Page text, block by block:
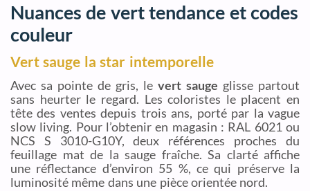
Nuances de vert tendance et codes
couleur
Vert sauge la star intemporelle
Avec sa pointe de gris, le vert sauge glisse partout
sans heurter le regard. Les coloristes le placent en
tête des ventes depuis trois ans, porté par la vague
slow living. Pour l’obtenir en magasin : RAL 6021 ou
NCS S 3010-G10Y, deux références proches du
feuillage mat de la sauge fraîche. Sa clarté affiche
une réflectance d’environ 55 %, ce qui préserve la
luminosité même dans une pièce orientée nord.